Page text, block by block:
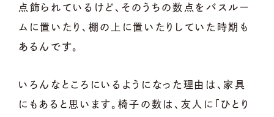
点飾られているけど、そのうちの数点をバスルー
ムに置いたり、棚の上に置いたりしていた時期も
あるんです。
いろんなところにいるようになった理由は、家具
にもあると思います。椅子の数は、友人に「ひとり